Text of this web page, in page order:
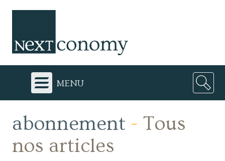
menu
abonnement - Tous
nos articles